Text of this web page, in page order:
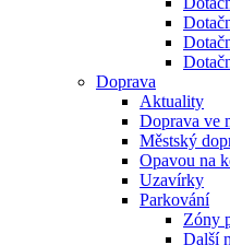
Doprava
Aktuality
Doprava ve
Městský
Opavou na
Uzavírky
Parkování
Zóny
Další